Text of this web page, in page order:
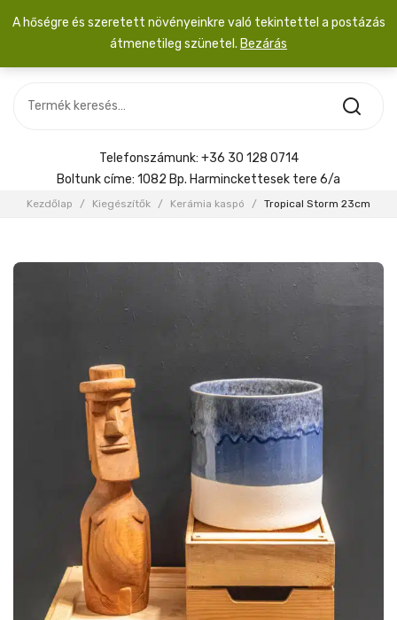
SZOBANÖVÉNY
KIEGÉSZÍTŐK
Menyasszonyi csokor
Telefonszámunk: +36 30 128 0714
Boltunk címe: 1082 Bp. Harminckettesek tere 6/a
Kezdőlap / Kiegészítők / Kerámia kaspó / Tropical Storm 23cm
A hőségre és szeretett növényeinkre való tekintettel a postázás
átmenetileg szünetel. Bezárás